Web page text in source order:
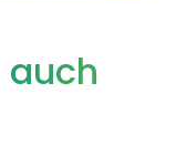
auch